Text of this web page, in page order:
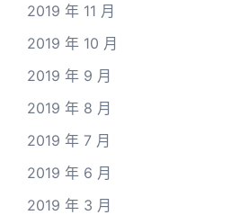
2019 年 11 月
2019 年 10 月
2019 年 9 月
2019 年 8 月
2019 年 7 月
2019 年 6 月
2019 年 3 月